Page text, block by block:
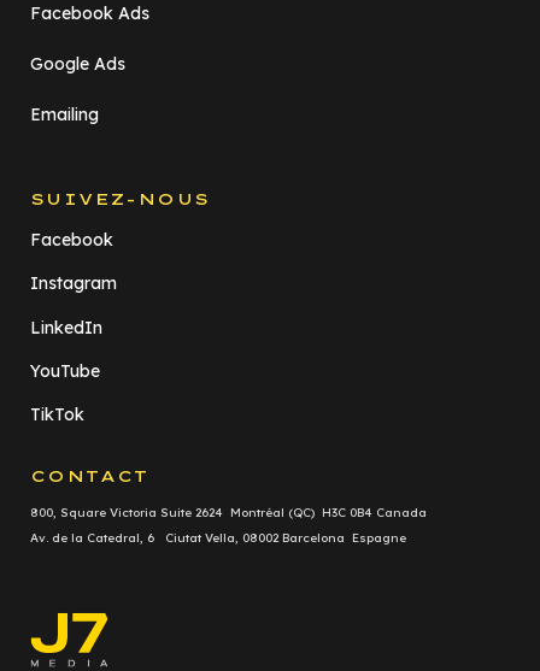
Facebook Ads
Google Ads
Emailing
SUIVEZ-NOUS
Facebook
Instagram
LinkedIn
YouTube
TikTok
CONTACT
800, Square Victoria Suite 2624 Montréal (QC) H3C 0B4 Canada
Av. de la Catedral, 6 Ciutat Vella, 08002 Barcelona Espagne